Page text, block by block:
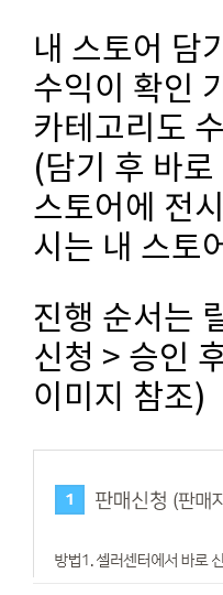
내 스토어 담
수익이 확인
카테고리도
(담기 후 바
스토어에 전
시는 내 스토
진행 순서는
신청 > 승인
이미지 참조)